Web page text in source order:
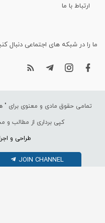
ارتباط با ما
ما را در شبکه های اجتماعی دنبال
تمامی حقوق مادی و معنوی برای "
کپی برداری از مطالب و
طراحی و
JOIN CHANNEL